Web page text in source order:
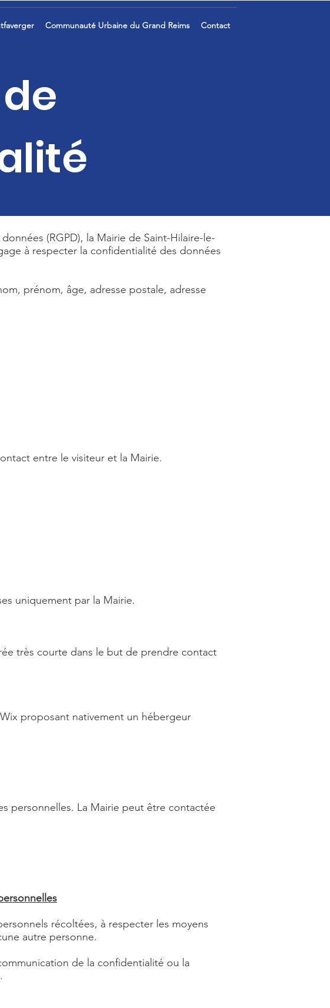
Communauté Urbaine du Grand Reims Contact
(RGPD), la Mairie de Saint-Hilaire-le-
à respecter la confidentialité des données
prénom, âge, adresse postale, adresse
entre le visiteur et la Mairie.
uniquement par la Mairie.
très courte dans le but de prendre contact
proposant nativement un hébergeur
personnelles. La Mairie peut être contactée
récoltées, à respecter les moyens
autre personne.
de la confidentialité ou la